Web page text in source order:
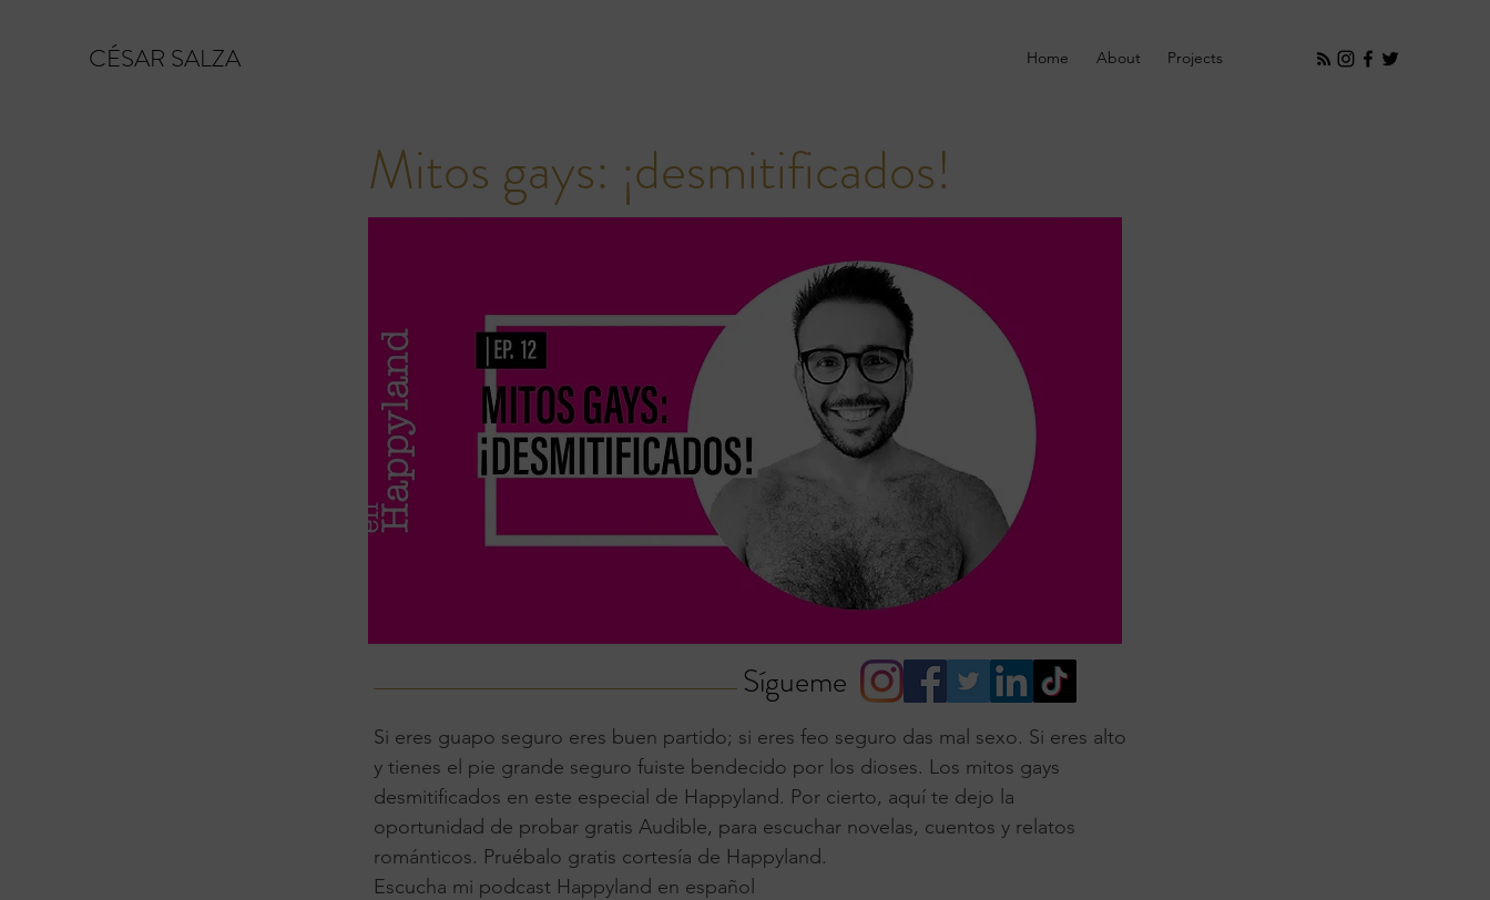
CÉSAR SALZA Home About Projects
Mitos gays: ¡desmitificados!
Sígueme
Si eres guapo seguro eres buen partido; si eres feo seguro das mal sexo. Si eres alto
y tienes el pie grande seguro fuiste bendecido por los dioses. Los mitos gays
desmitificados en este especial de Happyland. Por cierto, aquí te dejo la
oportunidad de probar gratis Audible, para escuchar novelas, cuentos y relatos
románticos. Pruébalo gratis cortesía de Happyland.
Escucha mi podcast Happyland en español